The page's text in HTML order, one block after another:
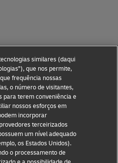
similares (daqui
que nos permite,
frequência nossas
o número de visitantes,
para terem conveniência e
nossos esforços em
incorporar
terceirizados
um nível adequado
os Estados Unidos).
o processamento de